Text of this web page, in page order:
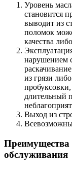
Уровень
становится
выводит из
поломок
качества
нарушением
из грязи
длительный
Выход из
Преимущества
обслуживания